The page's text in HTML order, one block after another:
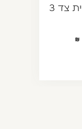
לתמונהפלטניום | שמשית צד 3X3 ללא